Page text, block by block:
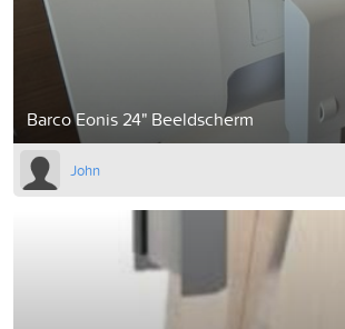
Barco Eonis 24" Beeldscherm
John